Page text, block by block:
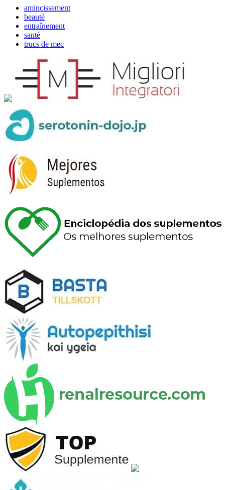
amincissement
beauté
entraînement
santé
trucs de mec